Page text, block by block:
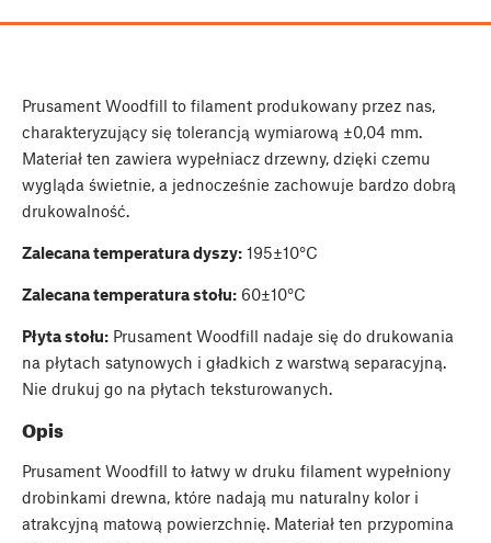
Prusament Woodfill to filament produkowany przez nas,
charakteryzujący się tolerancją wymiarową ±0,04 mm.
Materiał ten zawiera wypełniacz drzewny, dzięki czemu
wygląda świetnie, a jednocześnie zachowuje bardzo dobrą
drukowalność.
Zalecana temperatura dyszy: 195±10°C
Zalecana temperatura stołu: 60±10°C
Płyta stołu: Prusament Woodfill nadaje się do drukowania
na płytach satynowych i gładkich z warstwą separacyjną.
Nie drukuj go na płytach teksturowanych.
Opis
Prusament Woodfill to łatwy w druku filament wypełniony
drobinkami drewna, które nadają mu naturalny kolor i
atrakcyjną matową powierzchnię. Materiał ten przypomina